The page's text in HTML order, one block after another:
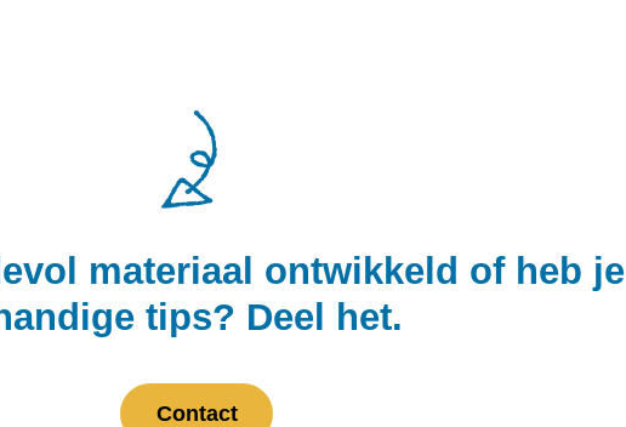
materiaal ontwikkeld of heb je
tips? Deel het.
Contact